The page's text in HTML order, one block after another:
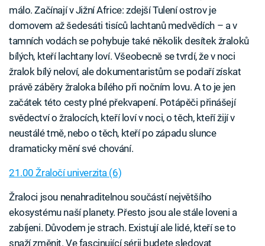
málo. Začínají v Jižní Africe: zdejší Tulení ostrov je
domovem až šedesáti tisíců lachtanů medvědích – a v
tamních vodách se pohybuje také několik desítek žraloků
bílých, kteří lachtany loví. Všeobecně se tvrdí, že v noci
žralok bílý neloví, ale dokumentaristům se podaří získat
právě záběry žraloka bílého při nočním lovu. A to je jen
začátek této cesty plné překvapení. Potápěči přinášejí
svědectví o žralocích, kteří loví v noci, o těch, kteří žijí v
neustálé tmě, nebo o těch, kteří po západu slunce
dramaticky mění své chování.
21.00 Žraločí univerzita (6)
Žraloci jsou nenahraditelnou součástí největšího
ekosystému naší planety. Přesto jsou ale stále loveni a
zabíjeni. Důvodem je strach. Existují ale lidé, kteří se to
snaží změnit. Ve fascinující sérii budete sledovat